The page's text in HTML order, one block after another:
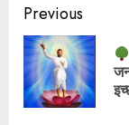
Previous